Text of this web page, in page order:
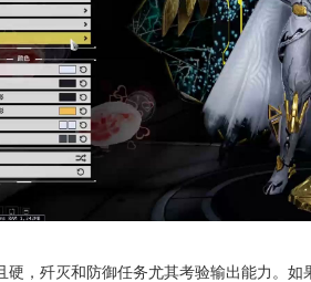
硬，歼灭和防御任务尤其考验输出能力。